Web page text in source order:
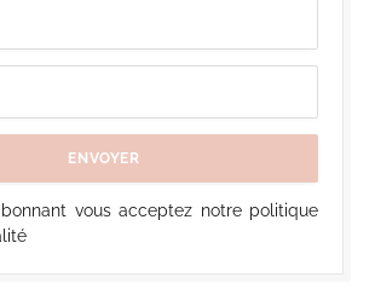
vous acceptez notre politique